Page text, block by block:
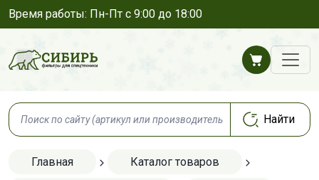
Время работы: Пн-Пт с 9:00 до 18:00
Главная Каталог товаров